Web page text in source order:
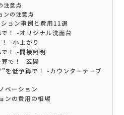
注意点
ンの注意点
ョン事例と費用11選
！ -オリジナル洗面台
-小上がり
！ -間接照明
で！ -玄関
を低予算で！ -カウンターテーブ
ベーション
ンの費用の相場